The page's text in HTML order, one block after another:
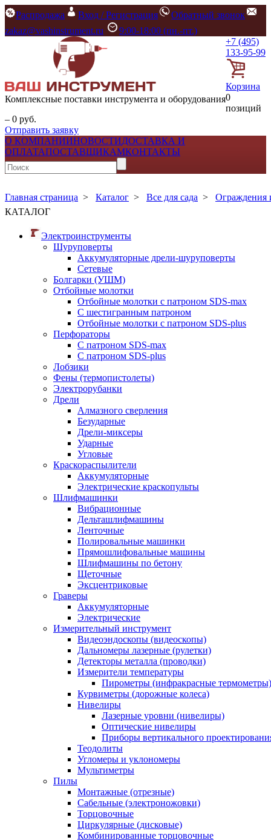
Распродажа Вход / Регистрация
Обратный звонок
zakaz@vashinstrument.ru
9:00-18:00 (пн.-пт.)
Комплексные поставки инструмента и оборудования
+7 (495)
133-95-99
Корзина
0
позиций
– 0 руб.
Отправить заявку
О КОМПАНИИНОВОСТИДОСТАВКА И
ОПЛАТАПОСТАВЩИКАМКОНТАКТЫ
Главная страница > Каталог > Все для сада > Ограждения
КАТАЛОГ
Электроинструменты
Шуруповерты
Аккумуляторные дрели-шуруповерты
Сетевые
Болгарки (УШМ)
Отбойные молотки
Отбойные молотки с патроном SDS-max
С шестигранным патроном
Отбойные молотки с патроном SDS-plus
Перфораторы
С патроном SDS-max
С патроном SDS-plus
Лобзики
Фены (термопистолеты)
Электрорубанки
Дрели
Алмазного сверления
Безударные
Дрели-миксеры
Ударные
Угловые
Краскораспылители
Аккумуляторные
Электрические краскопульты
Шлифмашинки
Вибрационные
Дельташлифмашины
Ленточные
Полировальные машинки
Прямошлифовальные машины
Шлифмашины по бетону
Щеточные
Эксцентриковые
Граверы
Аккумуляторные
Электрические
Измерительный инструмент
Видеоэндоскопы (видеоскопы)
Дальномеры лазерные (рулетки)
Детекторы металла (проводки)
Измерители температуры
Пирометры (инфракрасные термометры)
Курвиметры (дорожные колеса)
Нивелиры
Лазерные уровни (нивелиры)
Оптические нивелиры
Приборы вертикального
Теодолиты
Угломеры и уклономеры
Мультиметры
Пилы
Монтажные (отрезные)
Сабельные (электроножовки)
Торцовочные
Циркулярные (дисковые)
Комбинированные торцовочные